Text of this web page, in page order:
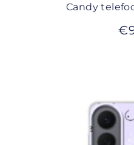
Candy
€